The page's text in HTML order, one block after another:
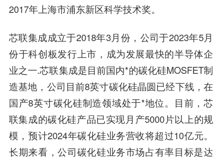
2017年上海市浦东新区科学技术奖。
芯联集成成立于2018年3月份，公司于2023年5月
份于科创板发行上市，成为发展最快的半导体企
业之一.芯联集成是目前国内*的碳化硅MOSFET制
造基地，公司目前8英寸碳化硅晶圆已经下线，在
国产8英寸碳化硅制造领域处于*地位。目前，芯
联集成的碳化硅产品已实现月产5000片以上的规
模，预计2024年碳化硅业务营收将超过10亿元。
长期来看，公司碳化硅业务市场占有率目标是达